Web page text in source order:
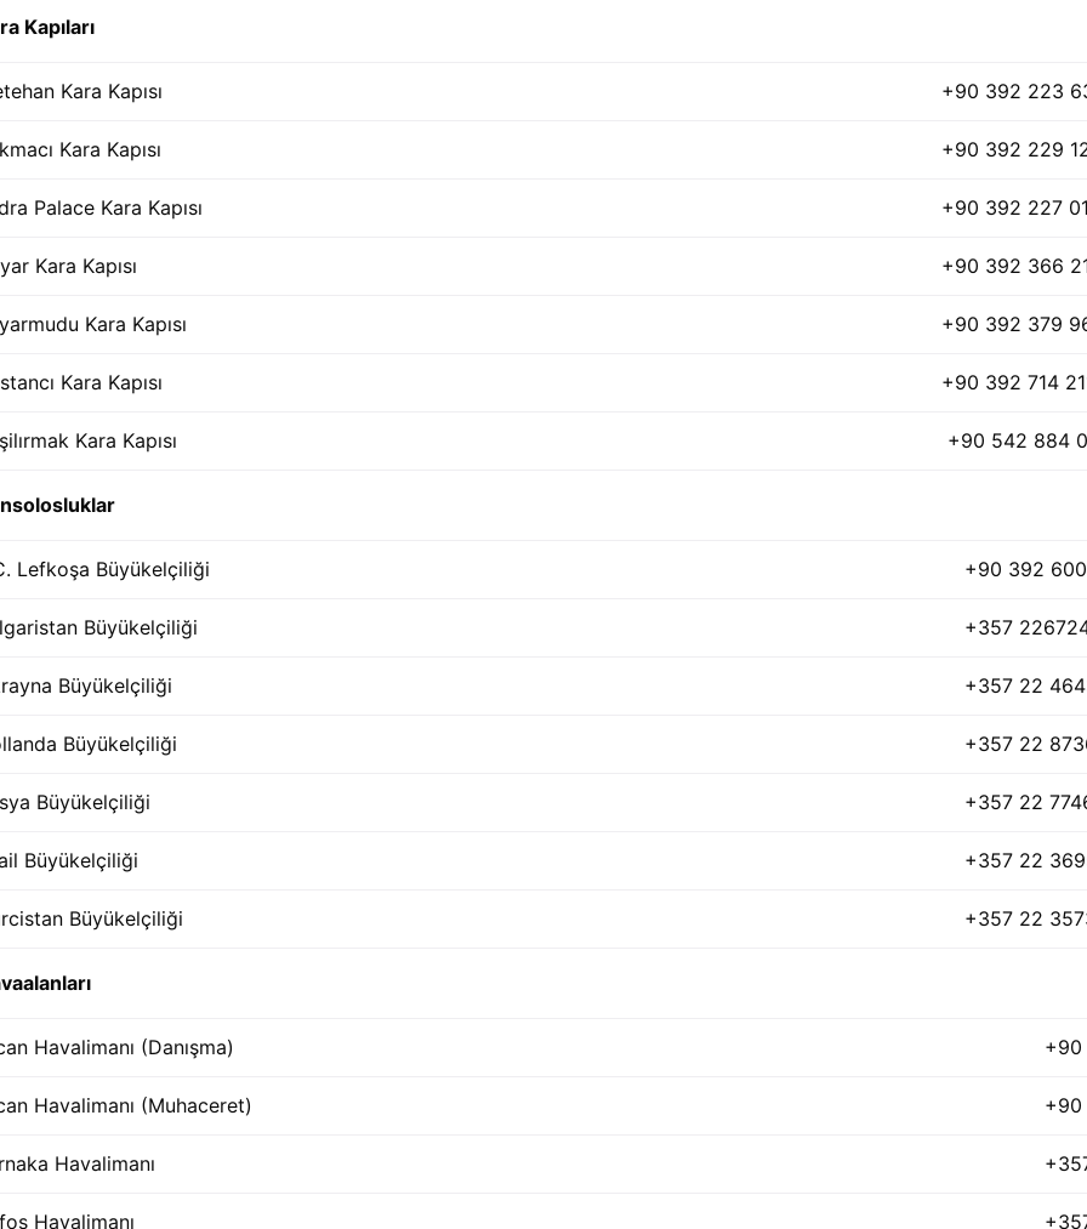
Kapıları
Kara Kapısı +90 392 223
Kara Kapısı +90 392 229
Palace Kara Kapısı +90 392 227
Kara Kapısı +90 392 366
Kara Kapısı +90 392 379
Kara Kapısı +90 392 714
Kara Kapısı +90 542 884
Lefkoşa Büyükelçiliği +90 392
Büyükelçiliği +357
Büyükelçiliği +357 22
Büyükelçiliği +357 22
Büyükelçiliği +357 22
Büyükelçiliği +357 22
Büyükelçiliği +357 22
Havalimanı (Danışma) +90
Havalimanı (Muhaceret) +90
Havalimanı
Havalimanı